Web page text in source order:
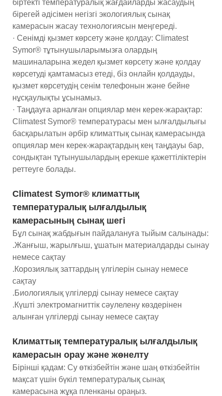
біртекті температуралық жағдайларды жасаудың
бірегей әдісімен негізгі экологиялық сынақ
камерасын жасау технологиясын меңгереді.
· Сенімді қызмет көрсету және қолдау: Climatest
Symor® тұтынушыларымызға олардың
машиналарына жедел қызмет көрсету және қолдау
көрсетуді қамтамасыз етеді, біз онлайн қолдауды,
қызмет көрсетудің сенім телефонын және бейне
нұсқаулықты ұсынамыз.
· Таңдауға арналған опциялар мен керек-жарақтар:
Climatest Symor® температурасы мен ылғалдылығы
басқарылатын әрбір климаттық сынақ камерасында
опциялар мен керек-жарақтардың кең таңдауы бар,
сондықтан тұтынушылардың ерекше қажеттіліктерін
реттеуге болады.
Climatest Symor® климаттық
температуралық ылғалдылық
камерасының сынақ шегі
Бұл сынақ жабдығын пайдалануға тыйым салынады:
.Жанғыш, жарылғыш, ұшатын материалдарды сынау
немесе сақтау
.Корозиялық заттардың үлгілерін сынау немесе
сақтау
.Биологиялық үлгілерді сынау немесе сақтау
.Күшті электромагниттік сәулелену көздерінен
алынған үлгілерді сынау немесе сақтау
Климаттық температуралық ылғалдылық
камерасын орау және жөнелту
Бірінші қадам: Су өткізбейтін және шаң өткізбейтін
мақсат үшін бүкіл температуралық сынақ
камерасына жұқа пленканы ораңыз.